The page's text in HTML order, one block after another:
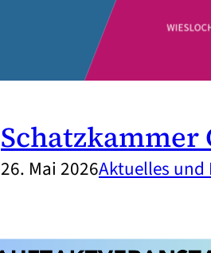
26. Mai 2026Aktuelles und